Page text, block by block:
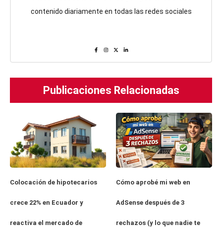
contenido diariamente en todas las redes sociales
Publicaciones Relacionadas
Colocación de hipotecarios
crece 22% en Ecuador y
reactiva el mercado de
Cómo aprobé mi web en
AdSense después de 3
rechazos (y lo que nadie te